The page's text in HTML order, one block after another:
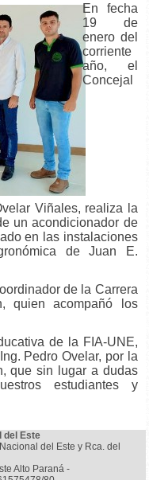
En fecha
19 de
enero del
corriente
año, el
Concejal
Viñales, realiza la
un acondicionador de
en las instalaciones
de Juan E.
de la Carrera
quien acompañó los
de la FIA-UNE,
Pedro Ovelar, por la
que sin lugar a dudas
estudiantes y
del Este
del Este y Rca. del
Alto Paraná -